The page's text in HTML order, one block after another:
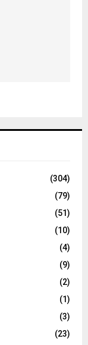
(304)
(79)
(51)
(10)
(4)
(9)
(2)
(1)
(3)
(23)